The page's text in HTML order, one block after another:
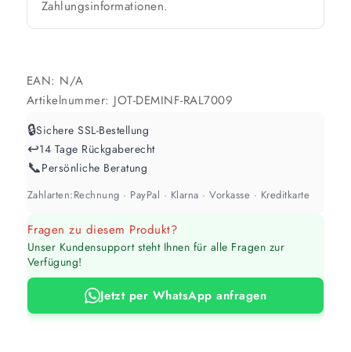
Werte sind Richtwerte und können je nach Untergrund und Werkzeug
abweichen. Für 10 % Reserve wird automatisch aufgerundet.
Zahlungsinformationen.
EAN: N/A
Artikelnummer: JOT-DEMINF-RAL7009
🔒Sichere SSL-Bestellung
↩️14 Tage Rückgaberecht
📞Persönliche Beratung
Zahlarten:Rechnung · PayPal · Klarna · Vorkasse · Kreditkarte
Fragen zu diesem Produkt?
Unser Kundensupport steht Ihnen für alle Fragen zur
Verfügung!
Jetzt per WhatsApp anfragen